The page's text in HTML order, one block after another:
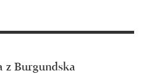
z Burgundska